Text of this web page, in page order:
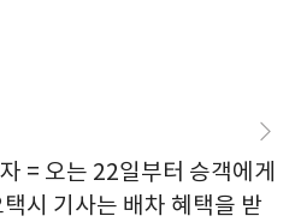
= 오는 22일부터 승객에게
시 기사는 배차 혜택을 받